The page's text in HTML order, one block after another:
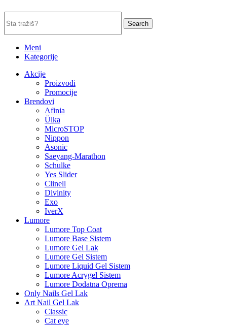
Search
Meni
Kategorije
Akcije
Proizvodi
Promocije
Brendovi
Afinia
Ülka
MicroSTOP
Nippon
Asonic
Saeyang-Marathon
Schulke
Yes Slider
Clinell
Divinity
Exo
IverX
Lumore
Lumore Top Coat
Lumore Base Sistem
Lumore Gel Lak
Lumore Gel Sistem
Lumore Liquid Gel Sistem
Lumore Acrygel Sistem
Lumore Dodatna Oprema
Only Nails Gel Lak
Art Nail Gel Lak
Classic
Cat eye